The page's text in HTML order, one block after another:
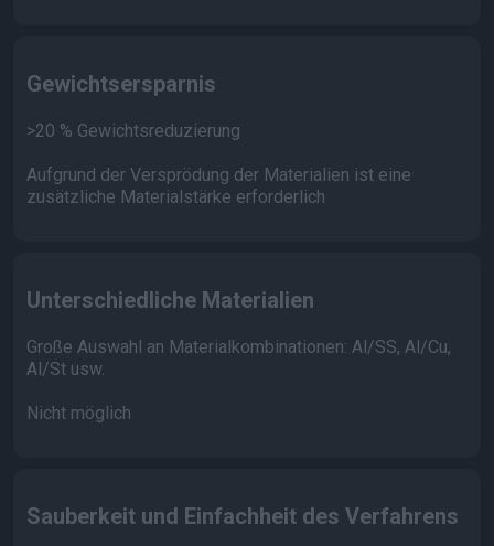
Gewichtsersparnis
>20 % Gewichtsreduzierung
Aufgrund der Versprödung der Materialien ist eine
zusätzliche Materialstärke erforderlich
Unterschiedliche Materialien
Große Auswahl an Materialkombinationen: Al/SS, Al/Cu,
Al/St usw.
Nicht möglich
Sauberkeit und Einfachheit des Verfahrens